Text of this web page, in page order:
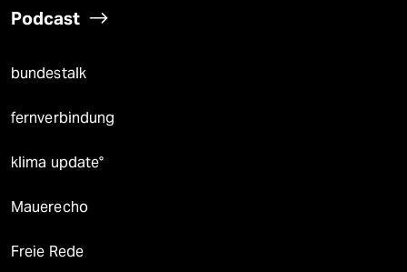
Podcast
bundestalk
fernverbindung
klima update°
Mauerecho
Freie Rede